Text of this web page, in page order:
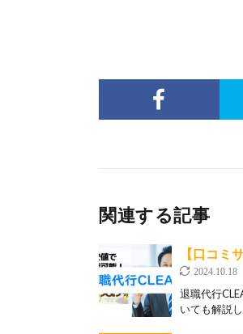
関連する記事
【口コミ
2024.10.18
退職代行
いても解説